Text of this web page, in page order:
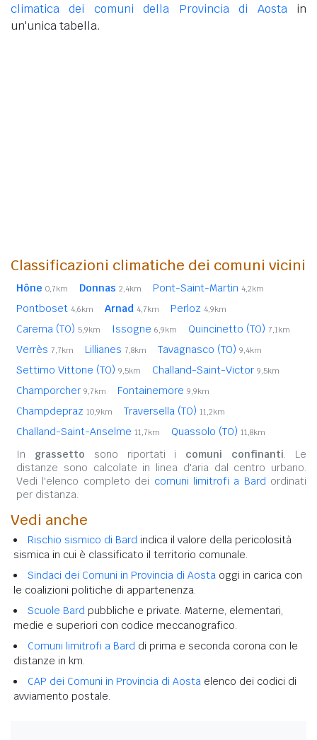
climatica dei comuni della Provincia di Aostain
un'unica tabella.
Classificazioni climatiche dei comuni vicini
Hône 0,7km Donnas 2,4km Pont-Saint-Martin 4,2km
Pontboset 4,6km Arnad 4,7km Perloz 4,9km
Carema (TO) 5,9km Issogne 6,9km Quincinetto (TO) 7,1km
Verrès 7,7km Lillianes 7,8km Tavagnasco (TO) 9,4km
Settimo Vittone (TO) 9,5km Challand-Saint-Victor 9,5km
Champorcher 9,7km Fontainemore 9,9km
Champdepraz 10,9km Traversella (TO) 11,2km
Challand-Saint-Anselme 11,7km Quassolo (TO) 11,8km
In grassetto sono riportati i comuni confinanti. Le
distanze sono calcolate in linea d'aria dal centro urbano.
Vedi l'elenco completo dei comuni limitrofi a Bard ordinati
per distanza.
Vedi anche
Rischio sismico di Bard indica il valore della pericolosità
sismica in cui è classificato il territorio comunale.
Sindaci dei Comuni in Provincia di Aosta oggi in carica con
le coalizioni politiche di appartenenza.
Scuole Bard pubbliche e private. Materne, elementari,
medie e superiori con codice meccanografico.
Comuni limitrofi a Bard di prima e seconda corona con le
distanze in km.
CAP dei Comuni in Provincia di Aosta elenco dei codici di
avviamento postale.